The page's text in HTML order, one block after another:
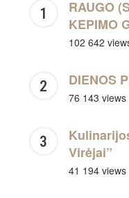
RAUGO
KEPIMO
102 642
DIENOS
76 143 views
Virėjai”
41 194 views